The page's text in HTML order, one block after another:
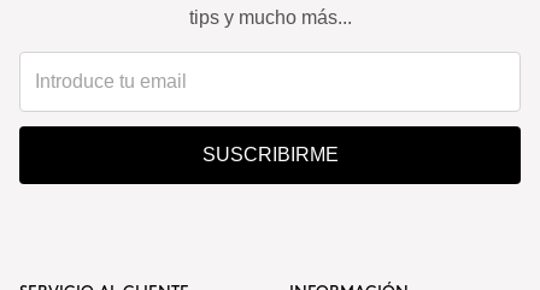
tips y mucho más...
SUSCRIBIRME